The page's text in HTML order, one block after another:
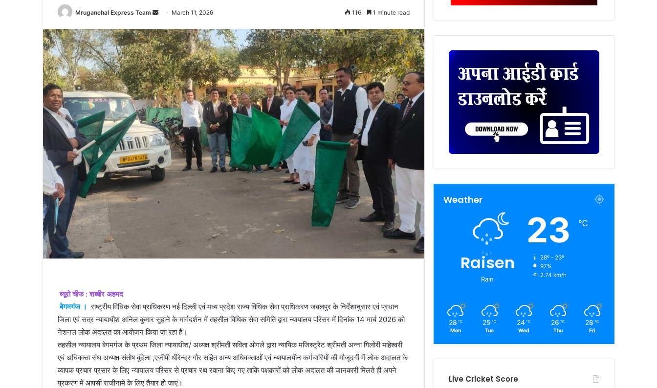
Mruganchal Express Team
Send
email
March 11, 2026 116 1 minute read
ब्यूरो चीफ : शब्बीर अहमद
बेगमगंज । राष्ट्रीय विधिक सेवा प्राधिकरण नई दिल्ली एवं मध्य प्रदेश राज्य विधिक सेवा प्राधिकरण जबलपुर के निर्देशानुसार एवं प्रधान
जिला एवं सत्र न्यायाधीश अनिल कुमार सुहाने के मार्गदर्शन में तहसील विधिक सेवा समिति द्वारा न्यायालय परिसर में दिनांक 14 मार्च 2026 को
नेशनल लोक अदालत का आयोजन किया जा रहा है।
तहसील न्यायालय बेगमगंज के प्रथम जिला न्यायाधीश/ अध्यक्ष श्रीमती सविता ओगले द्वारा न्यायिक मजिस्ट्रेट श्रीमती अन्ना गिलोरी माहेश्वरी
एवं अधिवक्ता संघ अध्यक्ष संतोष बुंदेला ,एजीपी धीरेन्द्र गौर सहित अन्य अधिवक्ताओं एवं न्यायालयीन कर्मचारियों की मौजूदगी में लोक अदालत के
व्यापक प्रचार प्रसार के लिए न्यायालय परिसर से प्रचार रथ रवाना किए गए ताकि पक्षकारों को लोक अदालत की जानकारी मिलते ही अपने
प्रकरण में आपसी राजीनामे के लिए तैयार हो जाएं।
Weather
Raisen
Rain
23 ℃
28º - 23º
97%
2.74 km/h
28 ℃
Mon
25 ℃
Tue
24 ℃
Wed
26 ℃
Thu
28 ℃
Fri
Live Cricket Score